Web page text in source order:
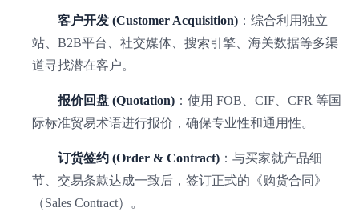
客户开发 (Customer Acquisition) ：综合利用独立
站、B2B平台、社交媒体、搜索引擎、海关数据等多渠
道寻找潜在客户。
报价回盘 (Quotation) ：使用 FOB、CIF、CFR 等国
际标准贸易术语进行报价，确保专业性和通用性。
订货签约 (Order & Contract) ：与买家就产品细
节、交易条款达成一致后，签订正式的《购货合同》
（Sales Contract）。